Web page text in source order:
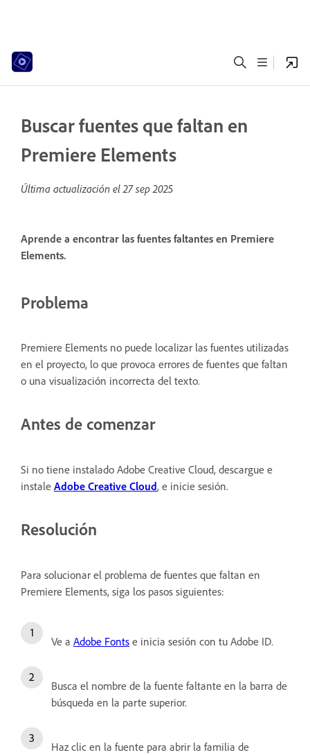
Buscar fuentes que faltan en
Premiere Elements
Última actualización el27 sep 2025
Aprende a encontrar las fuentes faltantes en Premiere
Elements.
Problema
Premiere Elements no puede localizar las fuentes utilizadas
en el proyecto, lo que provoca errores de fuentes que faltan
o una visualización incorrecta del texto.
Antes de comenzar
Si no tiene instalado Adobe Creative Cloud, descargue e
instale Adobe Creative Cloud, e inicie sesión.
Resolución
Para solucionar el problema de fuentes que faltan en
Premiere Elements, siga los pasos siguientes:
Ve a Adobe Fonts e inicia sesión con tu Adobe ID.
Busca el nombre de la fuente faltante en la barra de
búsqueda en la parte superior.
Haz clic en la fuente para abrir la familia de